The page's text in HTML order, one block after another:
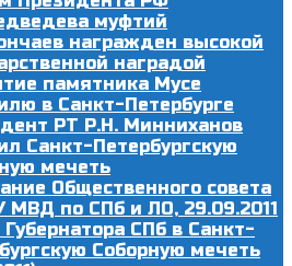
муфтий
награжден высокой
наградой
памятника Мусе
в Санкт-Петербурге
РТ Р.Н. Минниханов
Санкт-Петербургскую
мечеть
Общественного совета
МВД по СПб и ЛО, 29.09.2011
Губернатора СПб в Санкт-
Соборную мечеть